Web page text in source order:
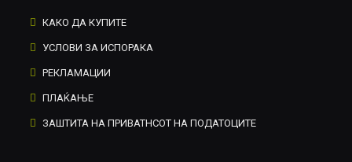
КАКО ДА КУПИТЕ
УСЛОВИ ЗА ИСПОРАКА
РЕКЛАМАЦИИ
ПЛАЌАЊЕ
ЗАШТИТА НА ПРИВАТНСОТ НА ПОДАТОЦИТЕ